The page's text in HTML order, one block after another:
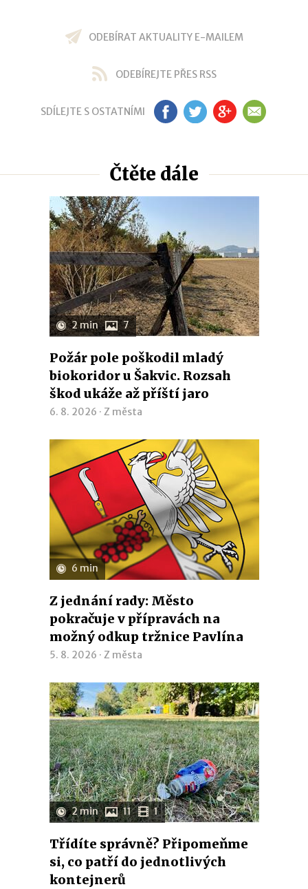
ODEBÍRAT AKTUALITY E-MAILEM
ODEBÍREJTE PŘES RSS
SDÍLEJTE S OSTATNÍMI FB TW GP EM
Čtěte dále
2 min 7
Požár pole poškodil mladý
biokoridor u Šakvic. Rozsah
škod ukáže až příští jaro
6. 8. 2026 · Z města
6 min
Z jednání rady: Město
pokračuje v přípravách na
možný odkup tržnice Pavlína
5. 8. 2026 · Z města
2 min 11 1
Třídíte správně? Připomeňme
si, co patří do jednotlivých
kontejnerů